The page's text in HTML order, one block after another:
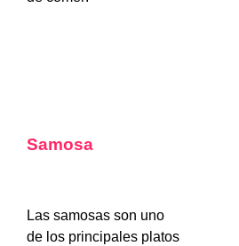
Samosa
Las samosas son uno
de los principales platos